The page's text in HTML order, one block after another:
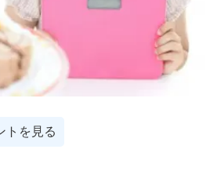
トを見る